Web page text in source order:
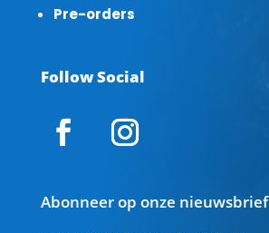
Pre-orders
Follow Social
Abonneer op onze nieuwsbrief